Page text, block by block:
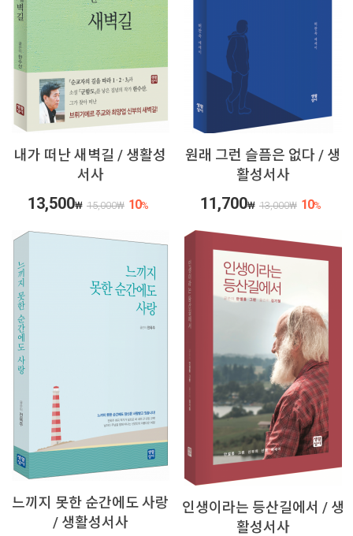
내가 떠난 새벽길 / 생활성
서사
13,500₩ 15,000₩ 10%
원래 그런 슬픔은 없다 / 생
활성서사
11,700₩ 13,000₩ 10%
느끼지 못한 순간에도 사랑
/ 생활성서사
인생이라는 등산길에서 / 생
활성서사